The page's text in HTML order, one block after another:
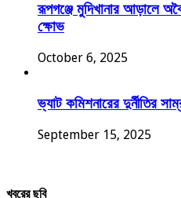
রূপগঞ্জে মুদিখানার আড়ালে
ক্ষোভ
October 6, 2025
ভ্যাট কমিশনারের দুর্নীতির
September 15, 2025
খবরের ছবি